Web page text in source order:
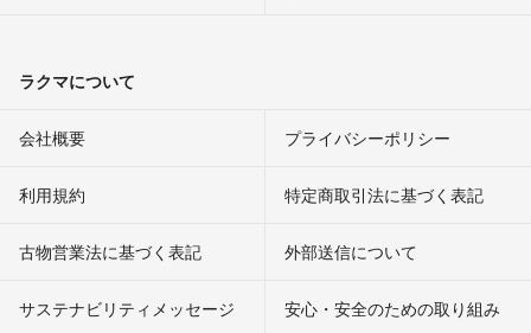
ラクマについて
会社概要 プライバシーポリシー
利用規約 特定商取引法に基づく表記
古物営業法に基づく表記 外部送信について
サステナビリティメッセージ 安心・安全のための取り組み